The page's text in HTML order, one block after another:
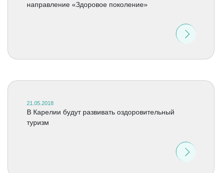
направление «Здоровое поколение»
21.05.2018
В Карелии будут развивать оздоровительный
туризм